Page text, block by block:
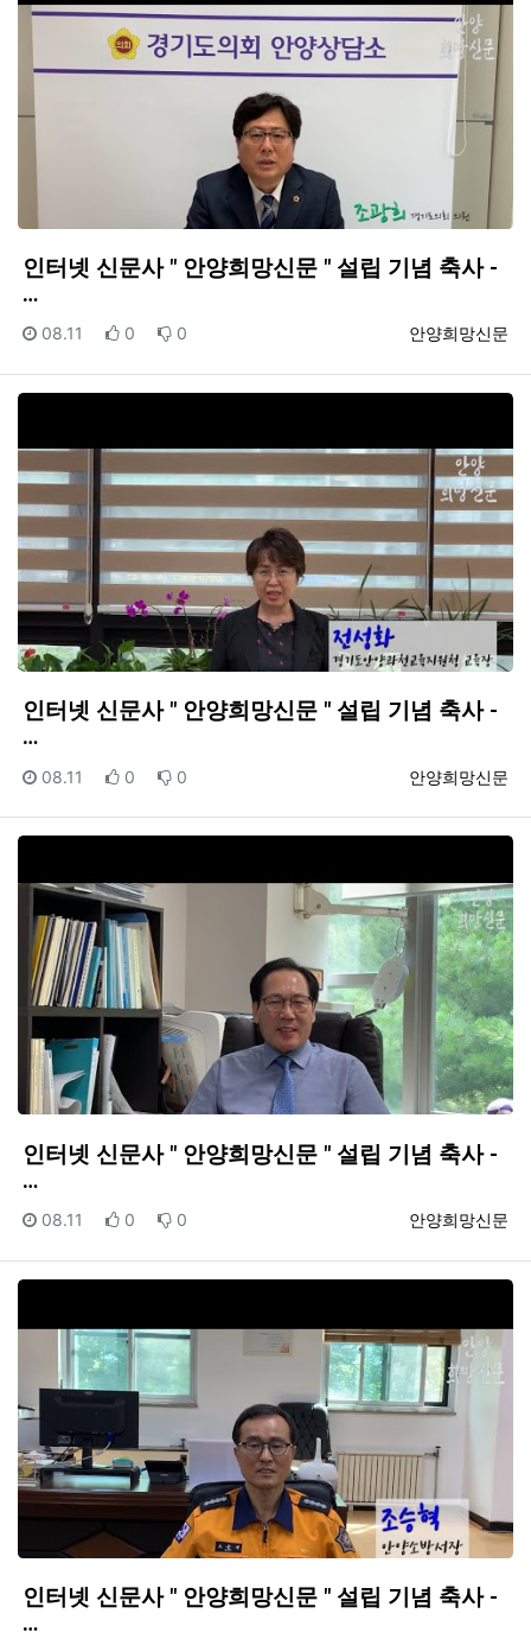
인터넷 신문사 " 안양희망신문 " 설립 기념 축사 -
…
등록자
안양희망신문
등록일
08.11 추천
0 비추천
0
인터넷 신문사 " 안양희망신문 " 설립 기념 축사 -
…
등록자
안양희망신문
등록일
08.11 추천
0 비추천
0
인터넷 신문사 " 안양희망신문 " 설립 기념 축사 -
…
등록자
안양희망신문
등록일
08.11 추천
0 비추천
0
인터넷 신문사 " 안양희망신문 " 설립 기념 축사 -
…